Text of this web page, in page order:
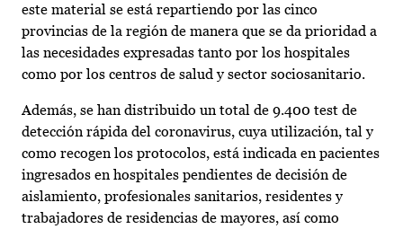
este material se está repartiendo por las cinco
provincias de la región de manera que se da prioridad a
las necesidades expresadas tanto por los hospitales
como por los centros de salud y sector sociosanitario.
Además, se han distribuido un total de 9.400 test de
detección rápida del coronavirus, cuya utilización, tal y
como recogen los protocolos, está indicada en pacientes
ingresados en hospitales pendientes de decisión de
aislamiento, profesionales sanitarios, residentes y
trabajadores de residencias de mayores, así como